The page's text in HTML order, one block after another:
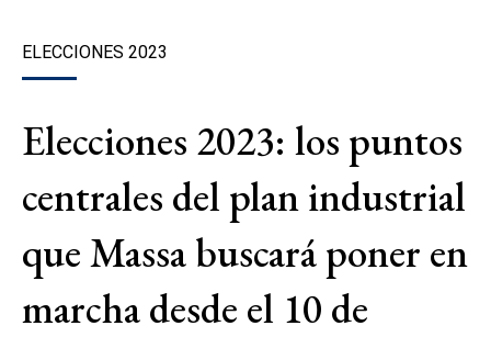
ELECCIONES 2023
Elecciones 2023: los puntos
centrales del plan industrial
que Massa buscará poner en
marcha desde el 10 de